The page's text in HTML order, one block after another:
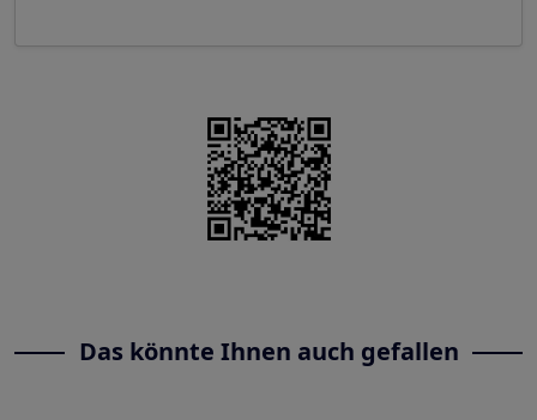
Das könnte Ihnen auch gefallen